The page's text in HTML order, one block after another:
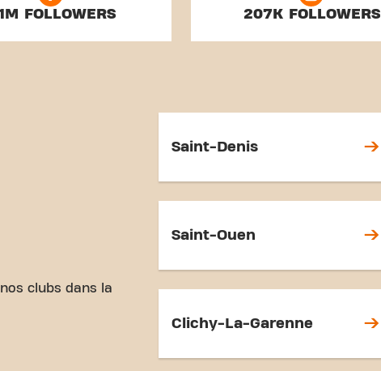
FOLLOWERS 207K FOLLOWERS
clubs dans la
Saint-Denis
Saint-Ouen
Clichy-La-Garenne